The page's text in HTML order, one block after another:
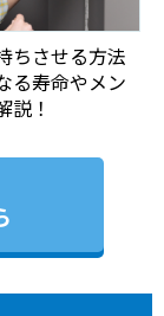
ちさせる方法
る寿命やメン
説！